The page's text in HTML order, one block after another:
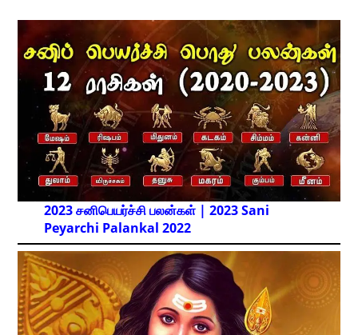
2023 சனிபெயர்ச்சி பலன்கள் | 2023 Sani
Peyarchi Palankal 2022